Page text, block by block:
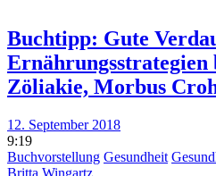
Buchtipp: Gute
Ernährungsstrategien
Zöliakie, Morbus
12. September 2018
9:19
Buchvorstellung Gesundheit
Britta Wingartz